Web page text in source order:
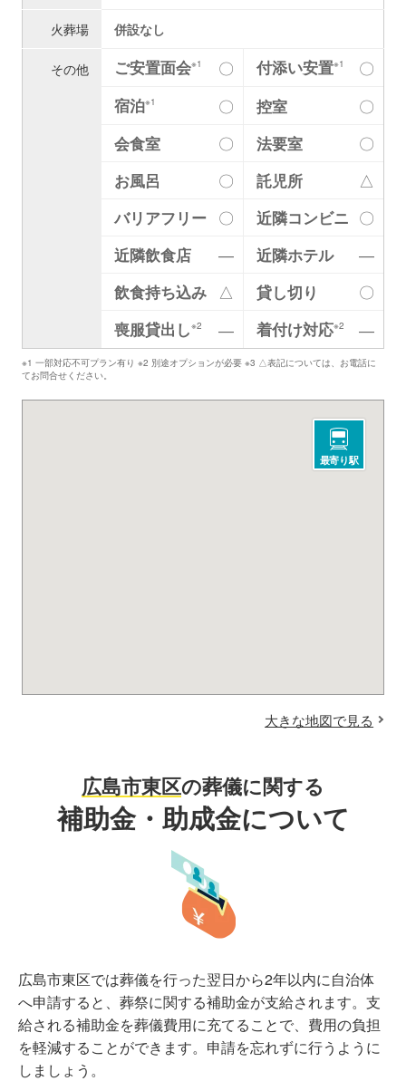
火葬場 併設なし
その他 ご安置面会※1 〇 付添い安置※1
〇
宿泊※1 〇 控室
〇
会食室
〇 法要室
〇
お風呂
〇 託児所
△
バリアフリー 〇 近隣コンビニ 〇
近隣飲食店
― 近隣ホテル
―
飲食持ち込み
△ 貸し切り
〇
喪服貸出し※2 ― 着付け対応※2 ―
※1 一部対応不可プラン有り ※2 別途オプションが必要 ※3 △表記については、お電話に
てお問合せください。
最寄り駅
大きな地図で見る
広島市東区の葬儀に関する
補助金・助成金について
広島市東区では葬儀を行った翌日から2年以内に自治体
へ申請すると、葬祭に関する補助金が支給されます。支
給される補助金を葬儀費用に充てることで、費用の負担
を軽減することができます。申請を忘れずに行うように
しましょう。